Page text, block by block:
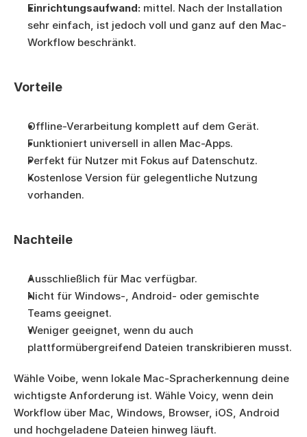
Einrichtungsaufwand: mittel. Nach der Installation
sehr einfach, ist jedoch voll und ganz auf den Mac-
Workflow beschränkt.
Vorteile
Offline-Verarbeitung komplett auf dem Gerät.
Funktioniert universell in allen Mac-Apps.
Perfekt für Nutzer mit Fokus auf Datenschutz.
Kostenlose Version für gelegentliche Nutzung
vorhanden.
Nachteile
Ausschließlich für Mac verfügbar.
Nicht für Windows-, Android- oder gemischte
Teams geeignet.
Weniger geeignet, wenn du auch
plattformübergreifend Dateien transkribieren musst.
Wähle Voibe, wenn lokale Mac-Spracherkennung deine
wichtigste Anforderung ist. Wähle Voicy, wenn dein
Workflow über Mac, Windows, Browser, iOS, Android
und hochgeladene Dateien hinweg läuft.